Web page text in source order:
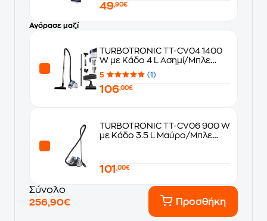
49,90€
Αγόρασε μαζί
TURBOTRONIC TT-CV04 1400
W με Κάδο 4 L Ασημί/Μπλε
Ηλεκτρική Σκούπα
5 (1)
106,00€
TURBOTRONIC TT-CV06 900 W
με Κάδο 3.5 L Μαύρο/Μπλε
101 ,00€
Σύνολο
256,90€
Προσθήκη